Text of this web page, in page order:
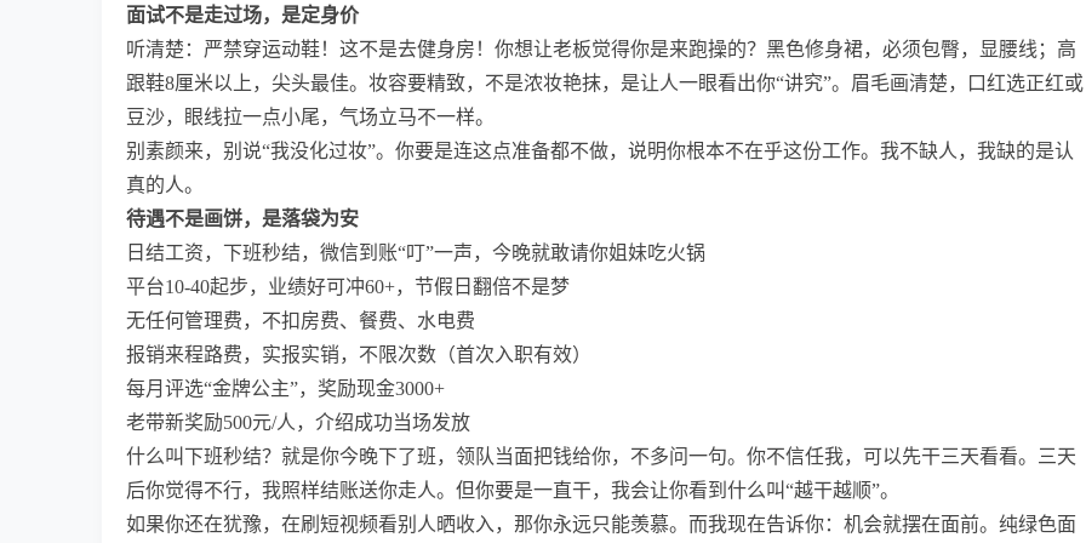
面试不是走过场，是定身价
听清楚：严禁穿运动鞋！这不是去健身房！你想让老板觉得你是来跑操的？黑色修身裙，必须包臀，显腰线；高
跟鞋8厘米以上，尖头最佳。妆容要精致，不是浓妆艳抹，是让人一眼看出你“讲究”。眉毛画清楚，口红选正红或
豆沙，眼线拉一点小尾，气场立马不一样。
别素颜来，别说“我没化过妆”。你要是连这点准备都不做，说明你根本不在乎这份工作。我不缺人，我缺的是认
真的人。
待遇不是画饼，是落袋为安
日结工资，下班秒结，微信到账“叮”一声，今晚就敢请你姐妹吃火锅
平台10-40起步，业绩好可冲60+，节假日翻倍不是梦
无任何管理费，不扣房费、餐费、水电费
报销来程路费，实报实销，不限次数（首次入职有效）
每月评选“金牌公主”，奖励现金3000+
老带新奖励500元/人，介绍成功当场发放
什么叫下班秒结？就是你今晚下了班，领队当面把钱给你，不多问一句。你不信任我，可以先干三天看看。三天
后你觉得不行，我照样结账送你走人。但你要是一直干，我会让你看到什么叫“越干越顺”。
如果你还在犹豫，在刷短视频看别人晒收入，那你永远只能羡慕。而我现在告诉你：机会就摆在面前。纯绿色面